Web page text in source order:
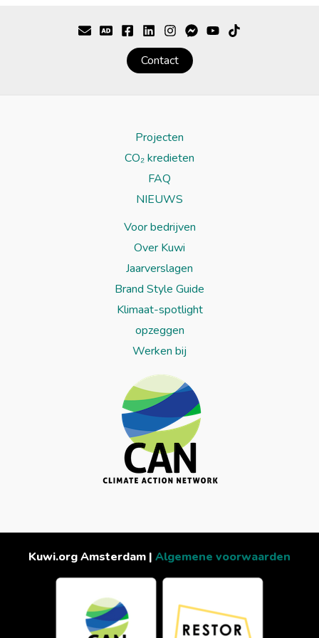
Contact
Projecten
CO₂ kredieten
FAQ
NIEUWS
Voor bedrijven
Over Kuwi
Jaarverslagen
Brand Style Guide
Klimaat-spotlight
opzeggen
Werken bij
Kuwi.org Amsterdam | Algemene voorwaarden